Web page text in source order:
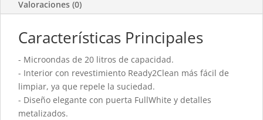
Valoraciones (0)
Características Principales
- Microondas de 20 litros de capacidad.
- Interior con revestimiento Ready2Clean más fácil de
limpiar, ya que repele la suciedad.
- Diseño elegante con puerta FullWhite y detalles
metalizados.